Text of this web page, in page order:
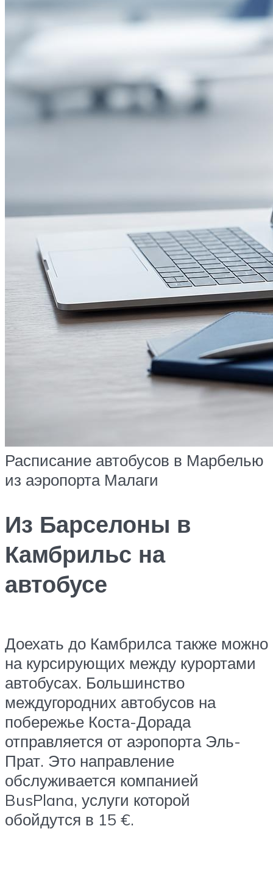
Расписание автобусов в Марбелью
из аэропорта Малаги
Из Барселоны в
Камбрильс на
автобусе
Доехать до Камбрилса также можно
на курсирующих между курортами
автобусах. Большинство
междугородних автобусов на
побережье Коста-Дорада
отправляется от аэропорта Эль-
Прат. Это направление
обслуживается компанией
BusPlana, услуги которой
обойдутся в 15 €.